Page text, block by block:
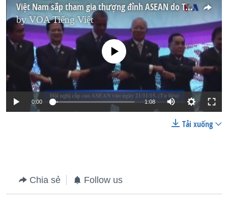
Việt Nam sắp tham gia thượng đỉnh ASEAN do Tổng thống Mỹ chủ trì
byVOA Tiếng Việt
No media source currently available
0:00 1:08
Tải xuống
Chia sẻ Follow us